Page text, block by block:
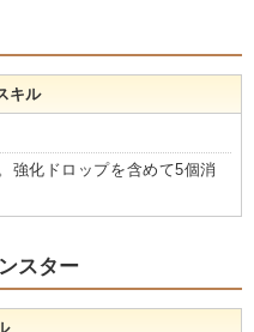
キル
強化ドロップを含めて5個消
スター